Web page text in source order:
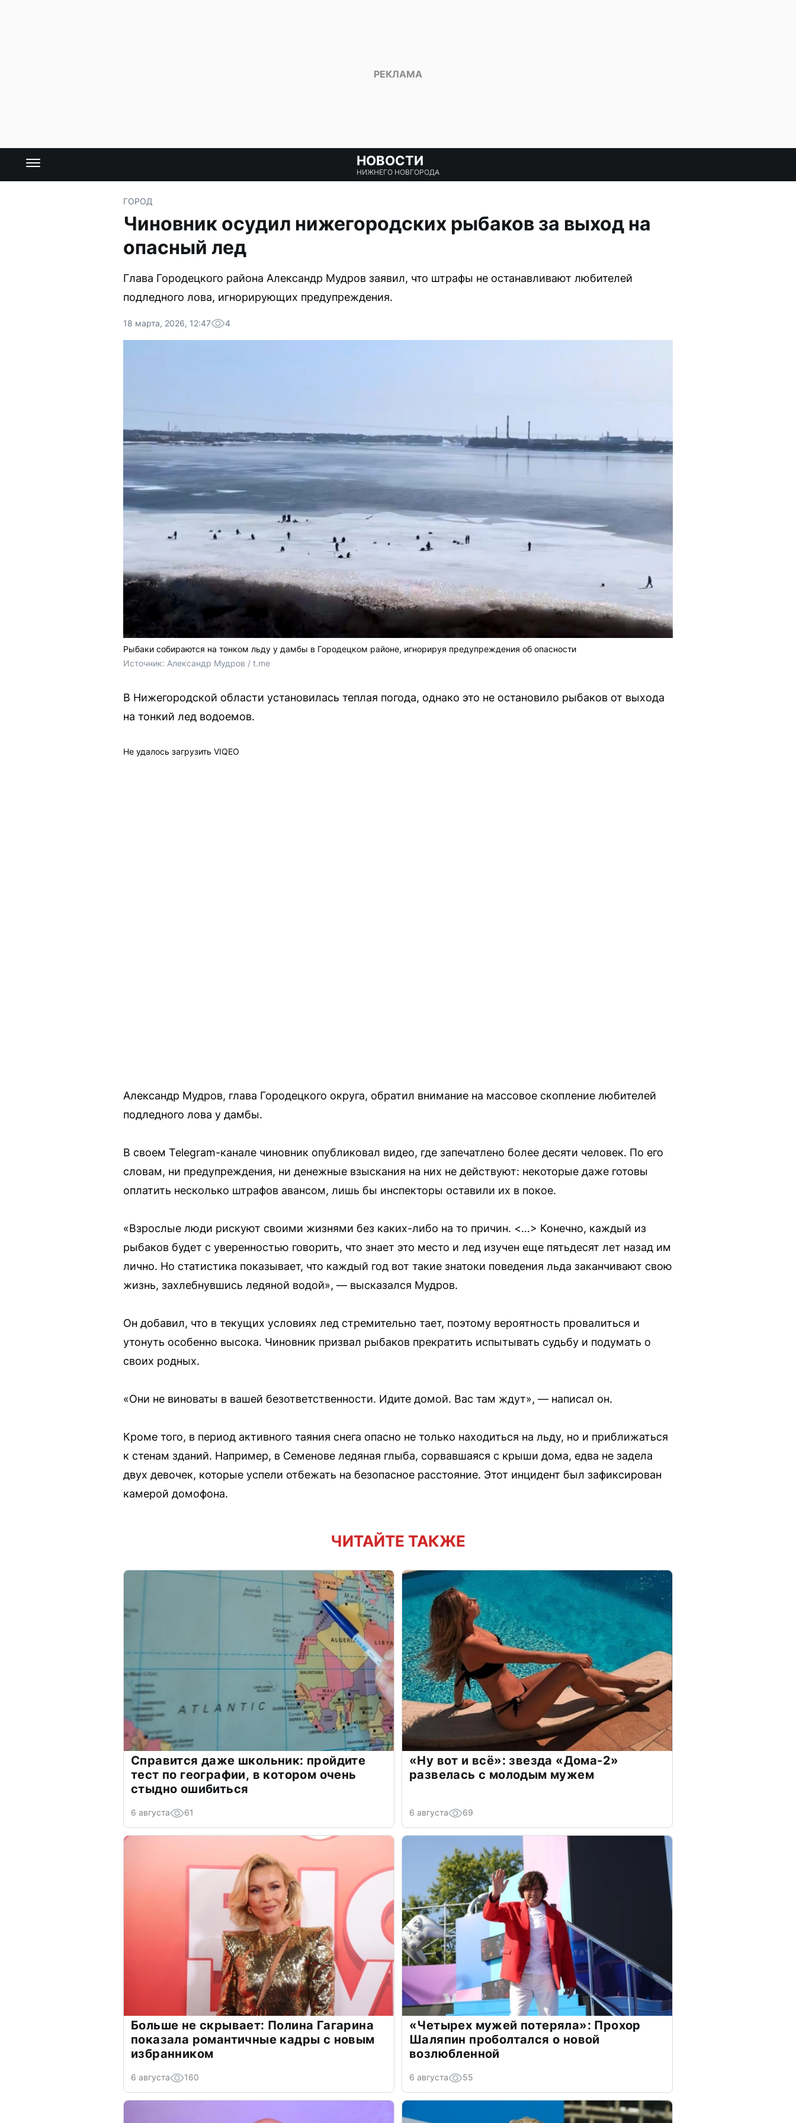
НОВОСТИ
НИЖНЕГО НОВГОРОДА
ГОРОД
Чиновник осудил нижегородских рыбаков за выход на
опасный лед
Глава Городецкого района Александр Мудров заявил, что штрафы не останавливают любителей
подледного лова, игнорирующих предупреждения.
18 марта, 2026, 12:47 4
Рыбаки собираются на тонком льду у дамбы в Городецком районе, игнорируя предупреждения об опасности
Источник: Александр Мудров / t.me
В Нижегородской области установилась теплая погода, однако это не остановило рыбаков от выхода
на тонкий лед водоемов.
Не удалось загрузить VIQEO
Александр Мудров, глава Городецкого округа, обратил внимание на массовое скопление любителей
подледного лова у дамбы.
В своем Telegram-канале чиновник опубликовал видео, где запечатлено более десяти человек. По его
словам, ни предупреждения, ни денежные взыскания на них не действуют: некоторые даже готовы
оплатить несколько штрафов авансом, лишь бы инспекторы оставили их в покое.
«Взрослые люди рискуют своими жизнями без каких-либо на то причин. <…> Конечно, каждый из
рыбаков будет с уверенностью говорить, что знает это место и лед изучен еще пятьдесят лет назад им
лично. Но статистика показывает, что каждый год вот такие знатоки поведения льда заканчивают свою
жизнь, захлебнувшись ледяной водой», — высказался Мудров.
Он добавил, что в текущих условиях лед стремительно тает, поэтому вероятность провалиться и
утонуть особенно высока. Чиновник призвал рыбаков прекратить испытывать судьбу и подумать о
своих родных.
«Они не виноваты в вашей безответственности. Идите домой. Вас там ждут», — написал он.
Кроме того, в период активного таяния снега опасно не только находиться на льду, но и приближаться
к стенам зданий. Например, в Семенове ледяная глыба, сорвавшаяся с крыши дома, едва не задела
двух девочек, которые успели отбежать на безопасное расстояние. Этот инцидент был зафиксирован
камерой домофона.
ЧИТАЙТЕ ТАКЖЕ
Справится даже школьник: пройдите
тест по географии, в котором очень
стыдно ошибиться
6 августа 61
«Ну вот и всё»: звезда «Дома-2»
развелась с молодым мужем
6 августа 69
Больше не скрывает: Полина Гагарина
показала романтичные кадры с новым
избранником
6 августа 160
«Четырех мужей потеряла»: Прохор
Шаляпин проболтался о новой
возлюбленной
6 августа 55